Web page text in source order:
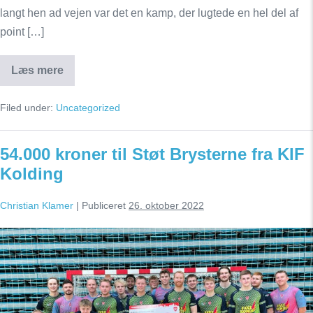
langt hen ad vejen var det en kamp, der lugtede en hel del af
point […]
Læs mere
KIF
taber
hektisk
Filed under: Uncategorized
54.000 kroner til Støt Brysterne fra KIF
Kolding
Christian Klamer | Publiceret 26. oktober 2022
54.000
kroner
til
Støt